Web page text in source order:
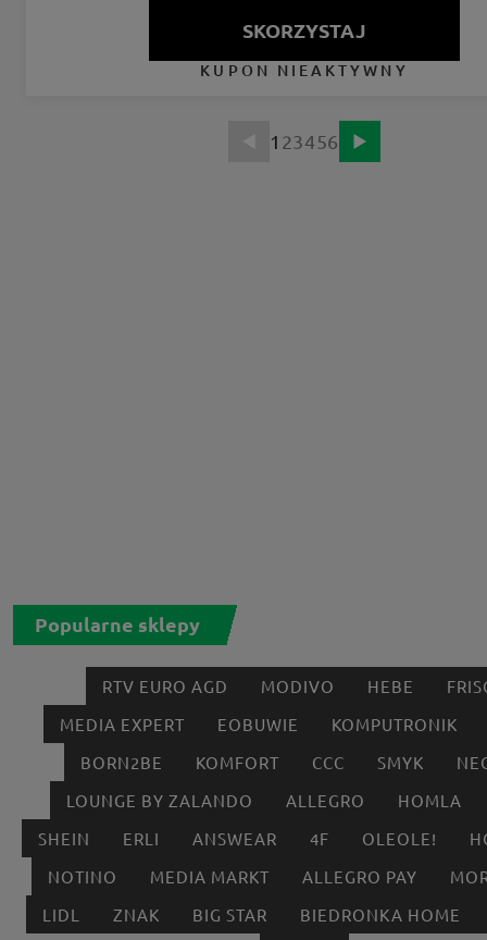
SKORZYSTAJ
KUPON NIEAKTYWNY
1 23456
Popularne sklepy
RTV EURO AGD MODIVO HEBE
MEDIA EXPERT
EOBUWIE
KOMPUTRONIK
BORN2BE
KOMFORT CCC SMYK
LOUNGE BY ZALANDO
ALLEGRO
HOMLA
SHEIN
ERLI ANSWEAR 4F OLEOLE!
NOTINO
MEDIA MARKT ALLEGRO PAY
LIDL
ZNAK BIG STAR
BIEDRONKA HOME